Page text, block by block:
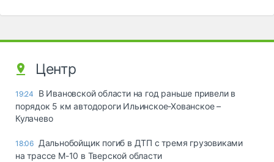
Центр
19:24
В Ивановской области на год раньше привели в
порядок 5 км автодороги Ильинское-Хованское –
Кулачево
18:06 Дальнобойщик погиб в ДТП с тремя грузовиками
на трассе М-10 в Тверской области